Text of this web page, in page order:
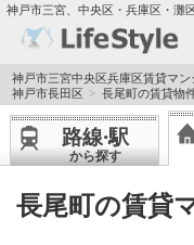
神戸市三宮、中央区・兵庫区・灘
TOPページ
神戸の単身向けマンシ
神戸市三宮中央区兵庫区賃貸マ
神戸市長田区
長尾町の賃貸物
路線·駅
から探す
長尾町の賃貸